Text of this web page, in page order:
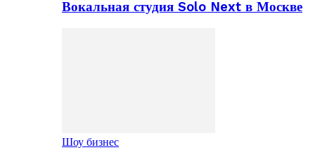
Вокальная студия Solo Next в Москве
Шоу бизнес